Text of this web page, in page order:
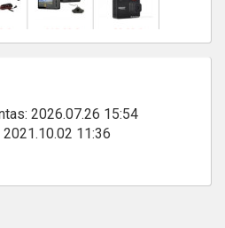
2026.07.26 15:54
11:36